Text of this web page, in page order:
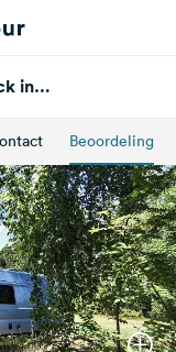
in
Beoordeling